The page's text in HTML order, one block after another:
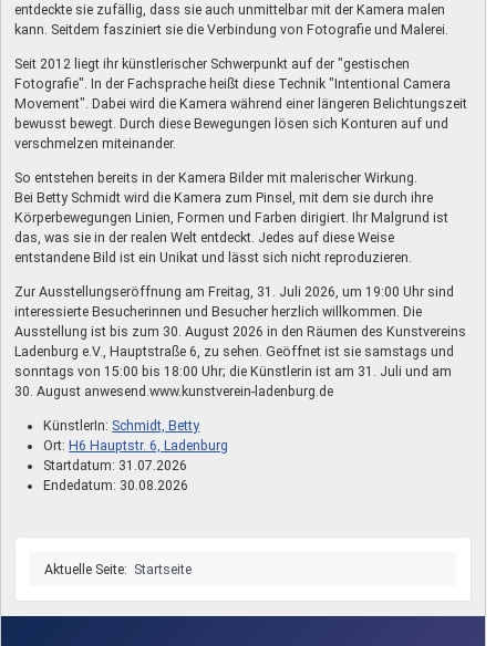
entdeckte sie zufällig, dass sie auch unmittelbar mit der Kamera malen
kann. Seitdem fasziniert sie die Verbindung von Fotografie und Malerei.
Seit 2012 liegt ihr künstlerischer Schwerpunkt auf der "gestischen
Fotografie". In der Fachsprache heißt diese Technik "Intentional Camera
Movement". Dabei wird die Kamera während einer längeren Belichtungszeit
bewusst bewegt. Durch diese Bewegungen lösen sich Konturen auf und
verschmelzen miteinander.
So entstehen bereits in der Kamera Bilder mit malerischer Wirkung.
Bei Betty Schmidt wird die Kamera zum Pinsel, mit dem sie durch ihre
Körperbewegungen Linien, Formen und Farben dirigiert. Ihr Malgrund ist
das, was sie in der realen Welt entdeckt. Jedes auf diese Weise
entstandene Bild ist ein Unikat und lässt sich nicht reproduzieren.
Zur Ausstellungseröffnung am Freitag, 31. Juli 2026, um 19:00 Uhr sind
interessierte Besucherinnen und Besucher herzlich willkommen. Die
Ausstellung ist bis zum 30. August 2026 in den Räumen des Kunstvereins
Ladenburg e.V., Hauptstraße 6, zu sehen. Geöffnet ist sie samstags und
sonntags von 15:00 bis 18:00 Uhr; die Künstlerin ist am 31. Juli und am
30. August anwesend.www.kunstverein-ladenburg.de
KünstlerIn: Schmidt, Betty
Ort:H6 Hauptstr. 6, Ladenburg
Startdatum: 31.07.2026
Endedatum: 30.08.2026
Aktuelle Seite: Startseite